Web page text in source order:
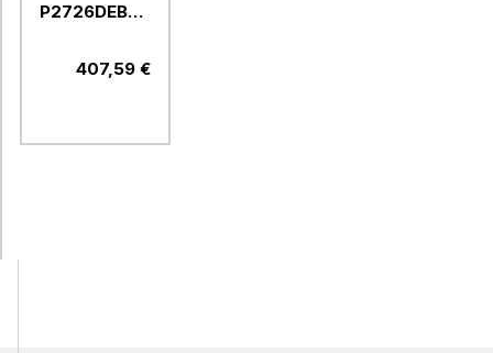
P2726DEB
(27") QHD
C / RJ-45
407,59 €